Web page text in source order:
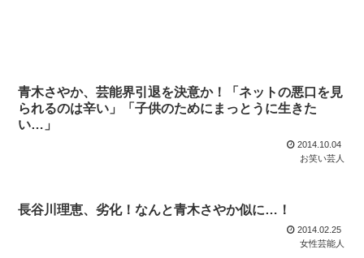
青木さやか、芸能界引退を決意か！「ネットの悪口を見
られるのは辛い」「子供のためにまっとうに生きた
い…」
2014.10.04
お笑い芸人
長谷川理恵、劣化！なんと青木さやか似に…！
2014.02.25
女性芸能人